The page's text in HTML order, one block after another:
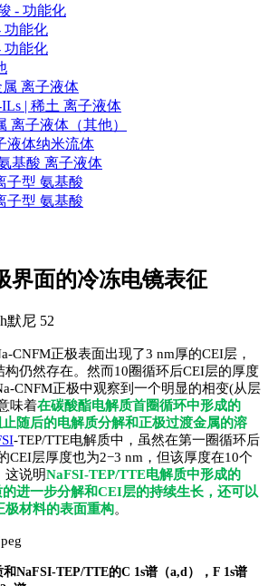
- 功能化
功能化
功能化
离子液体
| 稀土 离子液体
离子液体（其他）
液体纳米流体
基酸 离子液体
子型 氨基酸
子型 氨基酸
界面的冷冻电镜表征
默尼 52
CNFM正极表面出现了3 nm厚的CEI层，
构仍然存在。然而10圈循环后CEI层的厚度
CNFM正极中观察到一个明显的相变(从层
味着在碳酸酯电解质首圈循环中形成的
随后的电解质分解和正极过渡金属的溶
-TEP/TTE电解质中，虽然在第一圈循环后
CEI层厚度也为2−3 nm，但该厚度在10个
这说明NaFSI-TEP/TTE电解质中形成的
进一步分解和CEI层的持续生长，还可以
极材料的表面重构。
NaFSI-TEP/TTE的C 1s谱（a,d），F 1s谱